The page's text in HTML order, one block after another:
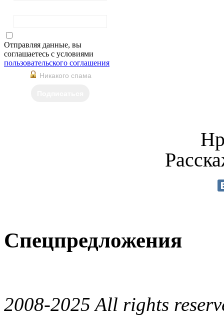
Отправляя данные, вы
соглашаетесь с условиями
пользовательского соглашения
Никакого спама
Спецпредложения
2008-2025 All rights